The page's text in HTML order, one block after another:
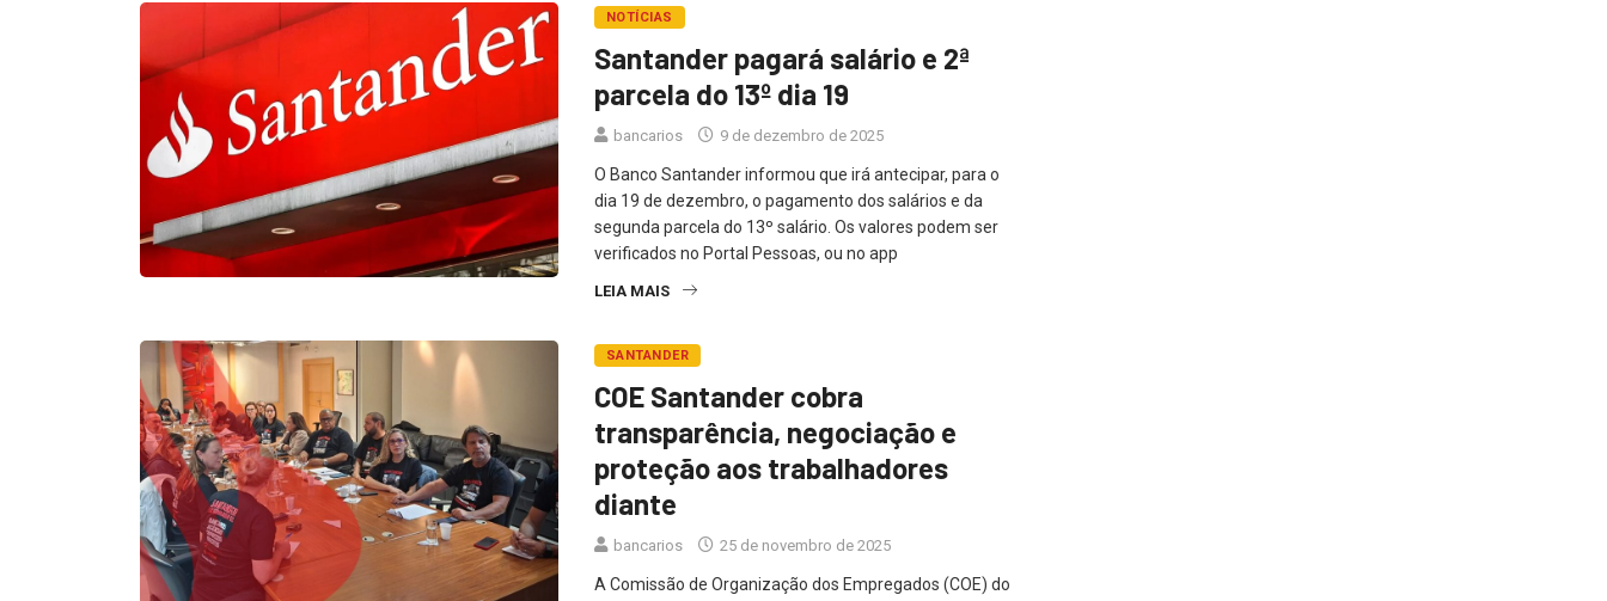
NOTÍCIAS
Santander pagará salário e 2ª
parcela do 13º dia 19
bancarios 9 de dezembro de 2025
O Banco Santander informou que irá antecipar, para o
dia 19 de dezembro, o pagamento dos salários e da
segunda parcela do 13º salário. Os valores podem ser
verificados no Portal Pessoas, ou no app
LEIA MAIS
SANTANDER
COE Santander cobra
transparência, negociação e
proteção aos trabalhadores
diante
bancarios 25 de novembro de 2025
A Comissão de Organização dos Empregados (COE) do